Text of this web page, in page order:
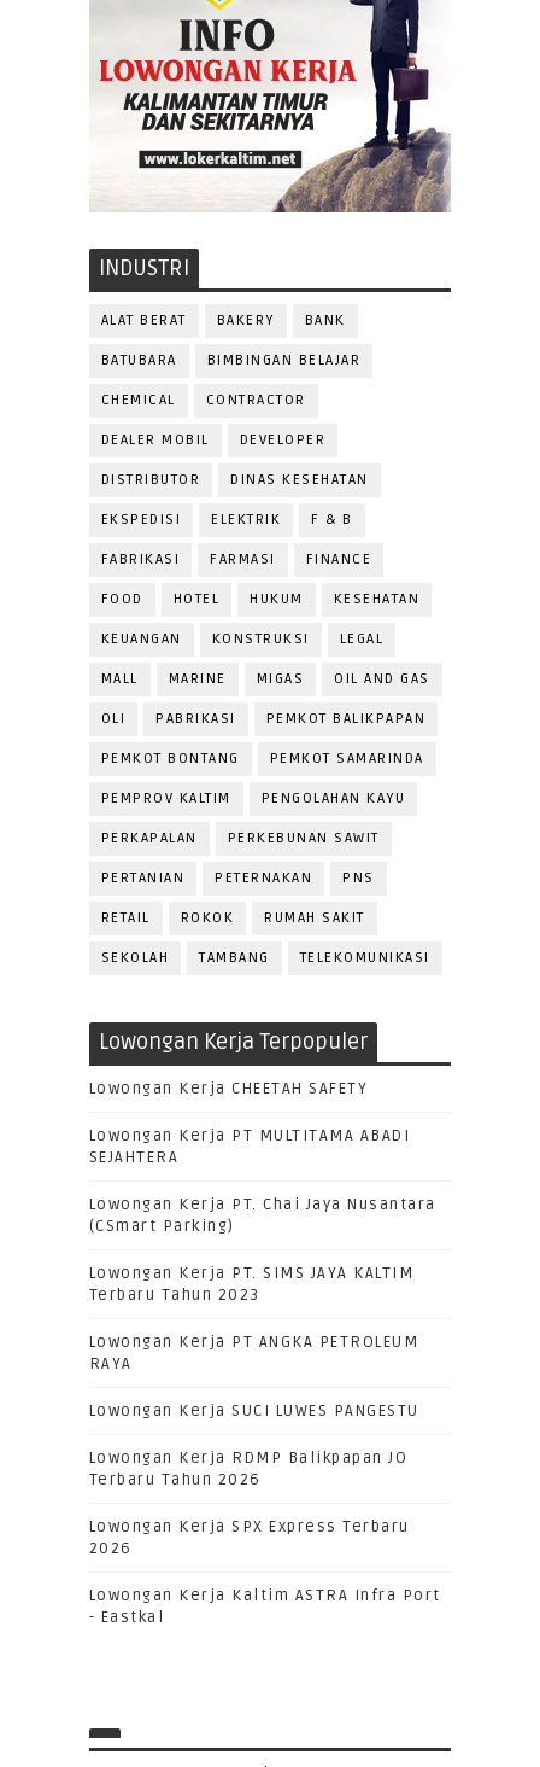
INDUSTRI
ALAT BERAT BAKERY BANK
BATUBARA BIMBINGAN BELAJAR
CHEMICAL CONTRACTOR
DEALER MOBIL DEVELOPER
DISTRIBUTOR DINAS KESEHATAN
EKSPEDISI ELEKTRIK F & B
FABRIKASI FARMASI FINANCE
FOOD HOTEL HUKUM KESEHATAN
KEUANGAN KONSTRUKSI LEGAL
MALL MARINE MIGAS OIL AND GAS
OLI PABRIKASI PEMKOT BALIKPAPAN
PEMKOT BONTANG PEMKOT SAMARINDA
PEMPROV KALTIM PENGOLAHAN KAYU
PERKAPALAN PERKEBUNAN SAWIT
PERTANIAN PETERNAKAN PNS
RETAIL ROKOK RUMAH SAKIT
SEKOLAH TAMBANG TELEKOMUNIKASI
Lowongan Kerja Terpopuler
Lowongan Kerja CHEETAH SAFETY
Lowongan Kerja PT MULTITAMA ABADI
SEJAHTERA
Lowongan Kerja PT. Chai Jaya Nusantara
(CSmart Parking)
Lowongan Kerja PT. SIMS JAYA KALTIM
Terbaru Tahun 2023
Lowongan Kerja PT ANGKA PETROLEUM
RAYA
Lowongan Kerja SUCI LUWES PANGESTU
Lowongan Kerja RDMP Balikpapan JO
Terbaru Tahun 2026
Lowongan Kerja SPX Express Terbaru
2026
Lowongan Kerja Kaltim ASTRA Infra Port
- Eastkal